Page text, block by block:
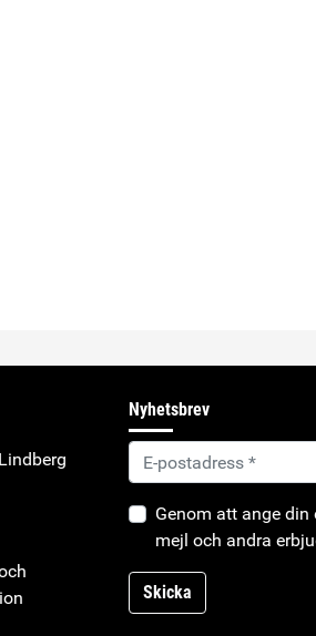
Nyhetsbrev
Genom att ange
mejl och andra
Skicka